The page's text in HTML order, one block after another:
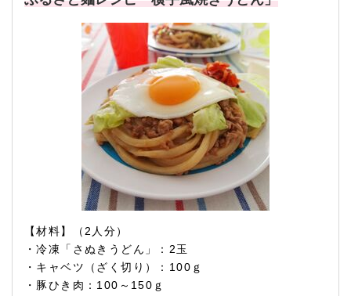
【材料】（2人分）
・冷凍「さぬきうどん」：2玉
・キャベツ（ざく切り）：100ｇ
・豚ひき肉：100～150ｇ